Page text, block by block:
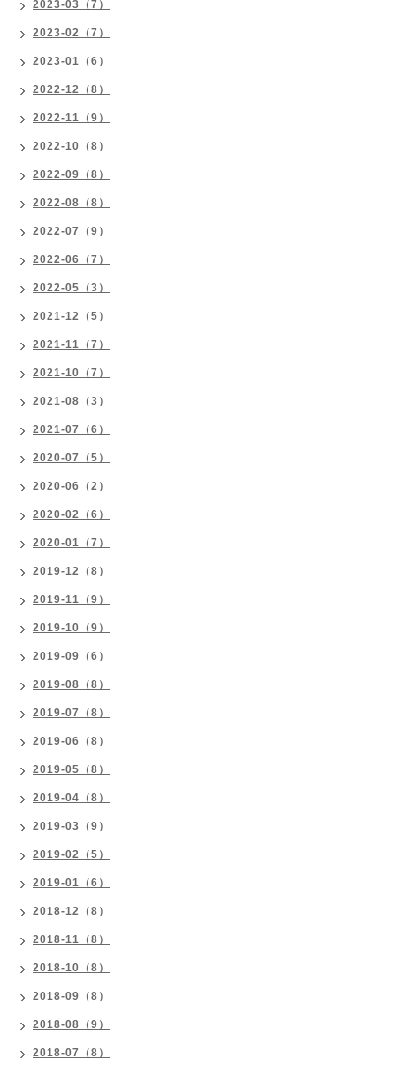
2023-03（7）
2023-02（7）
2023-01（6）
2022-12（8）
2022-11（9）
2022-10（8）
2022-09（8）
2022-08（8）
2022-07（9）
2022-06（7）
2022-05（3）
2021-12（5）
2021-11（7）
2021-10（7）
2021-08（3）
2021-07（6）
2020-07（5）
2020-06（2）
2020-02（6）
2020-01（7）
2019-12（8）
2019-11（9）
2019-10（9）
2019-09（6）
2019-08（8）
2019-07（8）
2019-06（8）
2019-05（8）
2019-04（8）
2019-03（9）
2019-02（5）
2019-01（6）
2018-12（8）
2018-11（8）
2018-10（8）
2018-09（8）
2018-08（9）
2018-07（8）